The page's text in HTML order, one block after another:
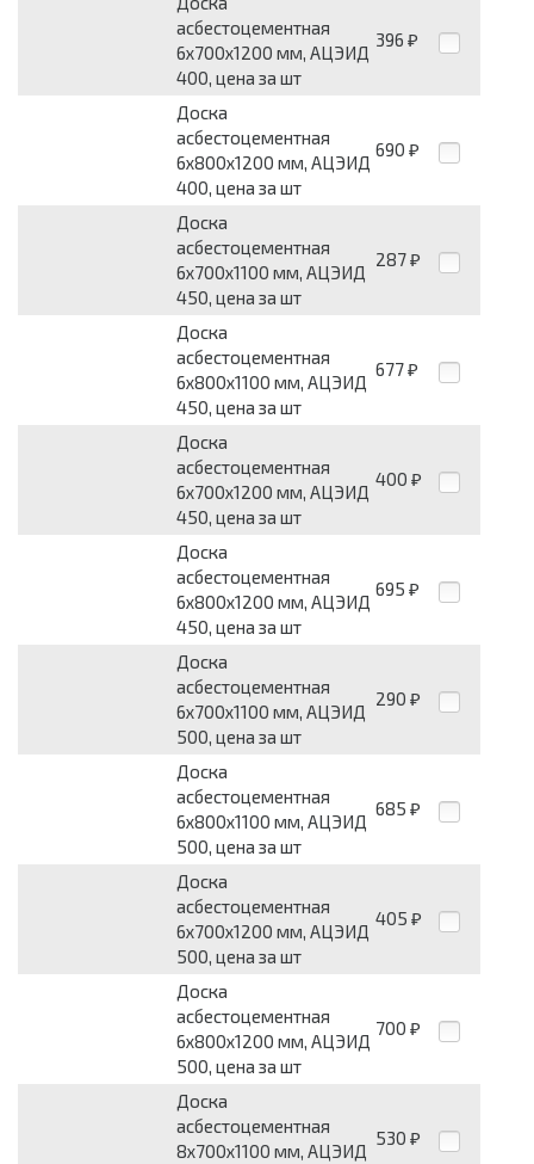
асбестоцементная
6x700x1200 мм, АЦЭИД
400, цена за шт
396 ₽
Доска
асбестоцементная
6x800x1200 мм, АЦЭИД
400, цена за шт
690 ₽
Доска
асбестоцементная
6x700x1100 мм, АЦЭИД
450, цена за шт
287 ₽
Доска
асбестоцементная
6x800x1100 мм, АЦЭИД
450, цена за шт
677 ₽
Доска
асбестоцементная
6x700x1200 мм, АЦЭИД
450, цена за шт
400 ₽
Доска
асбестоцементная
6x800x1200 мм, АЦЭИД
450, цена за шт
695 ₽
Доска
асбестоцементная
6x700x1100 мм, АЦЭИД
500, цена за шт
290 ₽
Доска
асбестоцементная
6x800x1100 мм, АЦЭИД
500, цена за шт
685 ₽
Доска
асбестоцементная
6x700x1200 мм, АЦЭИД
500, цена за шт
405 ₽
Доска
асбестоцементная
6x800x1200 мм, АЦЭИД
500, цена за шт
700 ₽
Доска
асбестоцементная
8x700x1100 мм, АЦЭИД
530 ₽